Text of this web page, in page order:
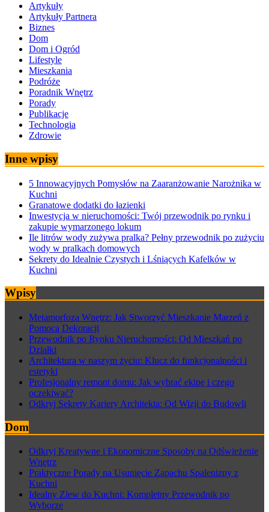
Artykuły
Artykuły Partnera
Biznes
Dom
Dom i Ogród
Lifestyle
Mieszkania
Podróże
Poradnik Wnętrz
Porady
Publikacje
Technologia
Zdrowie
Inne wpisy
5 Innowacyjnych Pomysłów na Zaaranżowanie Narożnika w
Kuchni
Granatowe dodatki do łazienki
Inwestycja w nieruchomości: Twój przewodnik po rynku i
zakupie wymarzonego lokum
Ile litrów wody zużywa pralka? Pełny przewodnik po zużyciu
wody w pralkach domowych
Sekrety do Idealnie Czystych i Lśniących Kafelków w
Kuchni
Wpisy
Metamorfoza Wnętrz: Jak Stworzyć Mieszkanie Marzeń z
Pomocą Dekoracji
Przewodnik po Rynku Nieruchomości: Od Mieszkań po
Działki
Architektura w naszym życiu: Klucz do funkcjonalności i
estetyki
Profesjonalny remont domu: Jak wybrać ekipę i czego
oczekiwać?
Odkryj Sekrety Kariery Architekta: Od Wizji do Budowli
Dom
Odkryj Kreatywne i Ekonomiczne Sposoby na Odświeżenie
Wnętrz
Praktyczne Porady na Usunięcie Zapachu Spalenizny z
Kuchni
Idealny Zlew do Kuchni: Kompletny Przewodnik po
Wyborze